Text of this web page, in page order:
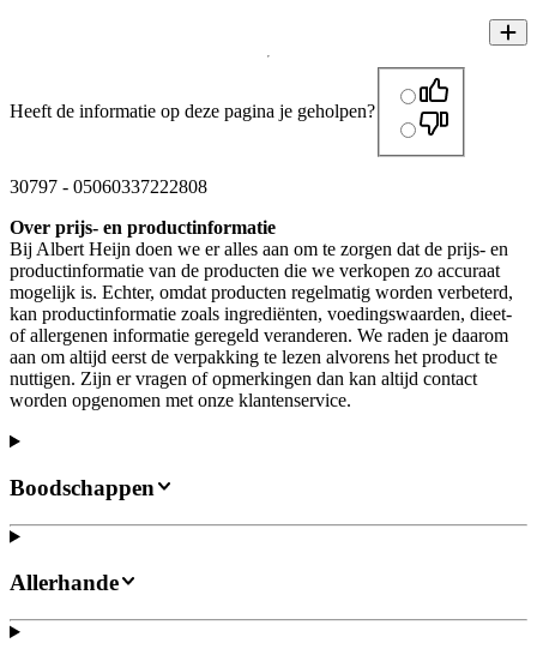
Heeft de informatie op deze pagina je geholpen?
30797 - 05060337222808
Over prijs- en productinformatie
Bij Albert Heijn doen we er alles aan om te zorgen dat de prijs- en
productinformatie van de producten die we verkopen zo accuraat
mogelijk is. Echter, omdat producten regelmatig worden verbeterd,
kan productinformatie zoals ingrediënten, voedingswaarden, dieet-
of allergenen informatie geregeld veranderen. We raden je daarom
aan om altijd eerst de verpakking te lezen alvorens het product te
nuttigen. Zijn er vragen of opmerkingen dan kan altijd contact
worden opgenomen met onze klantenservice.
Boodschappen
Allerhande